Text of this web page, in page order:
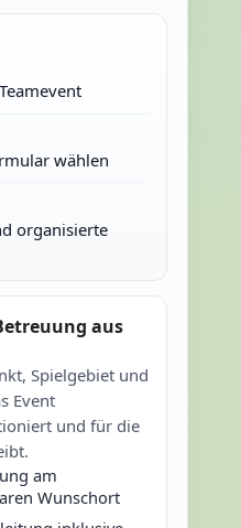
wählen
organisierte
aus
Spielgebiet und
Event
und für die
am
Wunschort